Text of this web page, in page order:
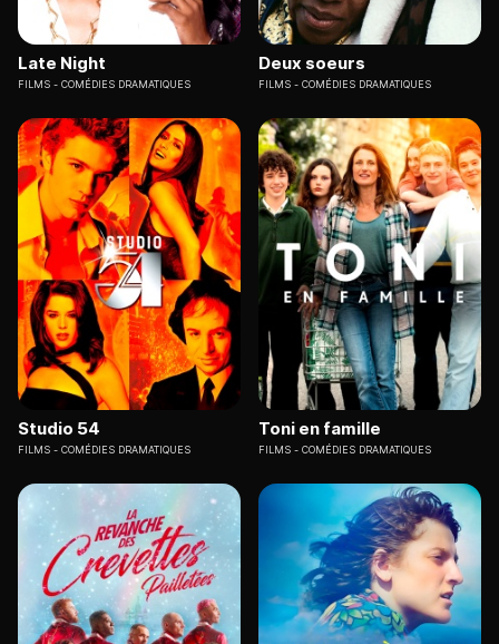
Late Night
FILMS COMÉDIES DRAMATIQUES
Deux soeurs
FILMS COMÉDIES DRAMATIQUES
Studio 54
FILMS COMÉDIES DRAMATIQUES
Toni en famille
FILMS COMÉDIES DRAMATIQUES